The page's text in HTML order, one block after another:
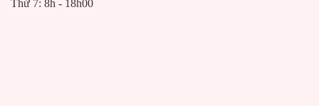
Thứ 7: 8h - 18h00